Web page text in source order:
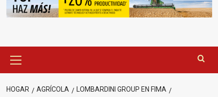
principal
HOGAR AGRÍCOLA
LOMBARDINI GROUP EN FIMA